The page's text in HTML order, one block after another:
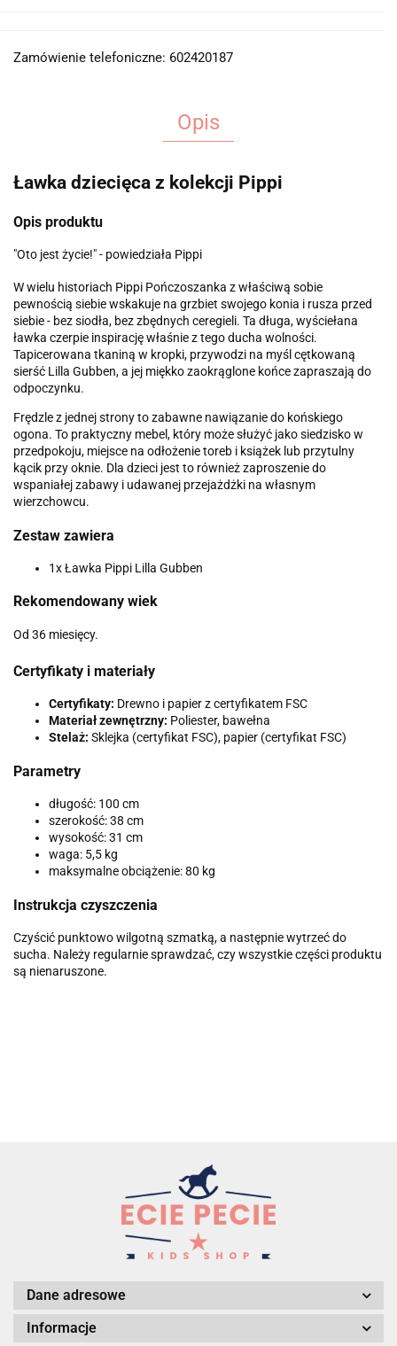
Zamówienie telefoniczne: 602420187
Opis
Ławka dziecięca z kolekcji Pippi
Opis produktu
"Oto jest życie!" - powiedziała Pippi
W wielu historiach Pippi Pończoszanka z właściwą sobie
pewnością siebie wskakuje na grzbiet swojego konia i rusza przed
siebie - bez siodła, bez zbędnych ceregieli. Ta długa, wyściełana
ławka czerpie inspirację właśnie z tego ducha wolności.
Tapicerowana tkaniną w kropki, przywodzi na myśl cętkowaną
sierść Lilla Gubben, a jej miękko zaokrąglone końce zapraszają do
odpoczynku.
Frędzle z jednej strony to zabawne nawiązanie do końskiego
ogona. To praktyczny mebel, który może służyć jako siedzisko w
przedpokoju, miejsce na odłożenie toreb i książek lub przytulny
kącik przy oknie. Dla dzieci jest to również zaproszenie do
wspaniałej zabawy i udawanej przejażdżki na własnym
wierzchowcu.
Zestaw zawiera
1x Ławka Pippi Lilla Gubben
Rekomendowany wiek
Od 36 miesięcy.
Certyfikaty i materiały
Certyfikaty: Drewno i papier z certyfikatem FSC
Materiał zewnętrzny: Poliester, bawełna
Stelaż: Sklejka (certyfikat FSC), papier (certyfikat FSC)
Parametry
długość: 100 cm
szerokość: 38 cm
wysokość: 31 cm
waga: 5,5 kg
maksymalne obciążenie: 80 kg
Instrukcja czyszczenia
Czyścić punktowo wilgotną szmatką, a następnie wytrzeć do
sucha. Należy regularnie sprawdzać, czy wszystkie części produktu
są nienaruszone.
Dane adresowe
Informacje